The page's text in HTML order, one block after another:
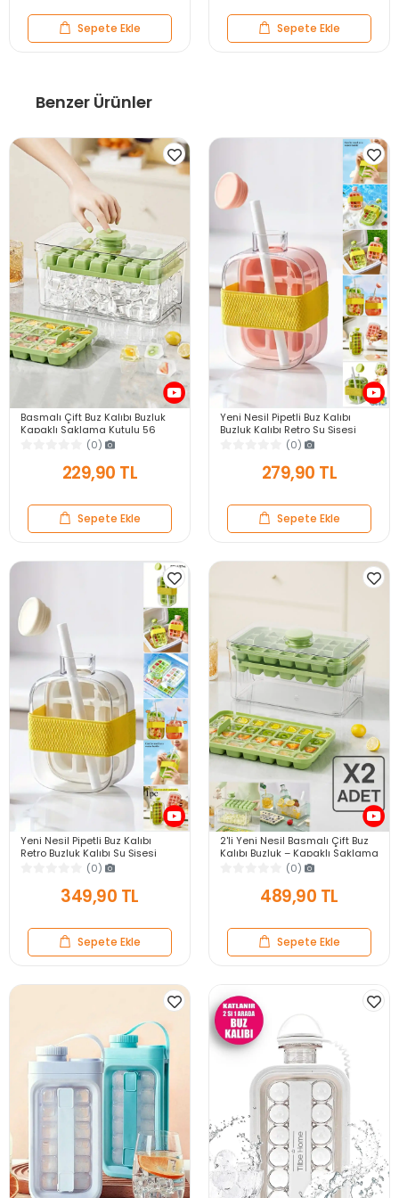
Sepete Ekle Sepete Ekle
Benzer Ürünler
Basmalı Çift Buz Kalıbı Buzluk
Kapaklı Saklama Kutulu 56
Bölmeli Hazneli Buz Küpü Buzluk
(0)
229,90 TL
Sepete Ekle
Yeni Nesil Pipetli Buz Kalıbı
Buzluk Kalıbı Retro Su Şişesi
Kapaklı Taşınabilir Buz Küpü
(0)
279,90 TL
Sepete Ekle
Yeni Nesil Pipetli Buz Kalıbı
Retro Buzluk Kalıbı Su Şişesi
Kapaklı Taşınabilir Buz Küpü
(0)
349,90 TL
Sepete Ekle
2'li Yeni Nesil Basmalı Çift Buz
Kalıbı Buzluk – Kapaklı Saklama
Kutulu 56 Bölmeli Hazneli Buz
(0)
489,90 TL
Sepete Ekle